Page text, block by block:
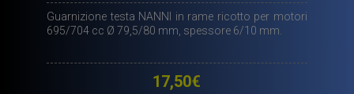
Guarnizione testa NANNI in rame ricotto per motori
695/704 cc Ø 79,5/80 mm, spessore 6/10 mm.
17,50€